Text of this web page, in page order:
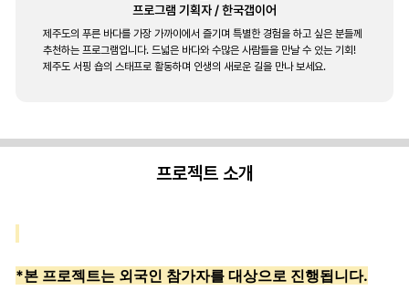
프로그램 기획자 /한국갭이어
제주도의 푸른 바다를 가장 가까이에서 즐기며 특별한 경험을 하고 싶은 분들께
추천하는 프로그램입니다. 드넓은 바다와 수많은 사람들을 만날 수 있는 기회!
제주도 서핑 숍의 스태프로 활동하며 인생의 새로운 길을 만나 보세요.
프로젝트 소개
*본 프로젝트는 외국인 참가자를 대상으로 진행됩니다.